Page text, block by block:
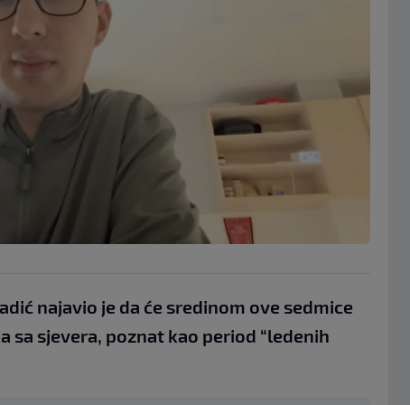
najavio je da će sredinom ove sedmice
sjevera, poznat kao period “ledenih